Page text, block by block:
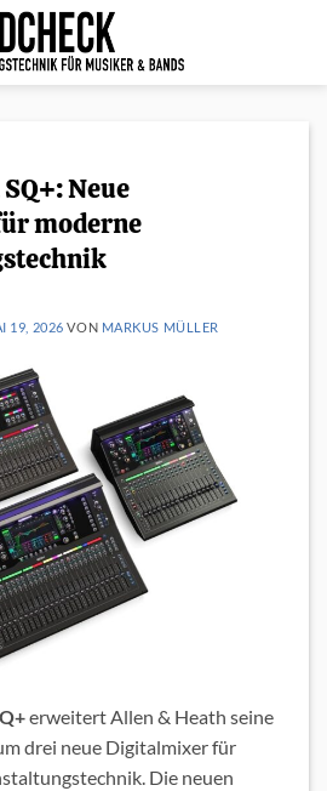
Neue
moderne
19, 2026 VON MARKUS MÜLLER
erweitert Allen & Heath seine
drei neue Digitalmixer für
Die neuen